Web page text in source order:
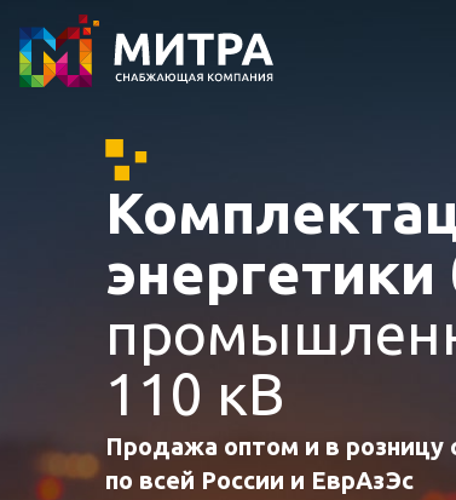
энергетики
110 кВ
Продажа оптом и в розницу
по всей России и ЕврАзЭс